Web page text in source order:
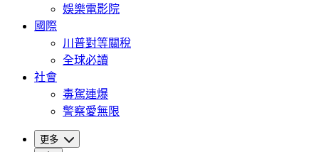
娛樂電影院
國際
川普對等關稅
全球必讀
社會
毒駕連爆
警察愛無限
更多